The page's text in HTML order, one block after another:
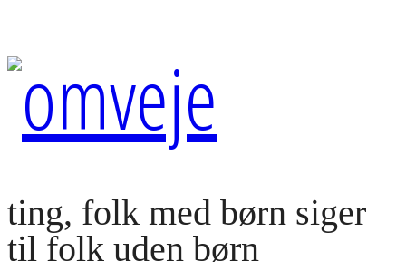
ting, folk med børn siger
til folk uden børn